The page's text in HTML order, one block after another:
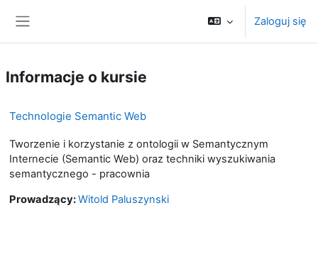
Zaloguj się
Informacje o kursie
Technologie Semantic Web
Tworzenie i korzystanie z ontologii w Semantycznym
Internecie (Semantic Web) oraz techniki wyszukiwania
semantycznego - pracownia
Prowadzący:Witold Paluszynski